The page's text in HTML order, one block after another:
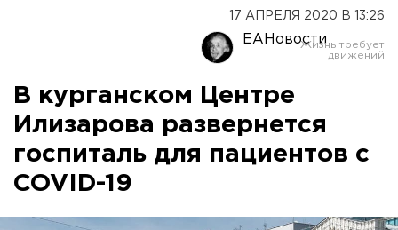
17 АПРЕЛЯ 2020 В 13:26
ЕАНовости
В курганском Центре
Илизарова развернется
госпиталь для пациентов с
COVID-19